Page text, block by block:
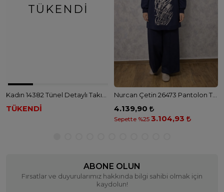
TÜKENDI
TÜKENDİ 4.139,90
Sepette %25 3.104,93
ABONE OLUN
Fırsatlar ve duyurularımız hakkında bilgi sahibi olmak için
kaydolun!